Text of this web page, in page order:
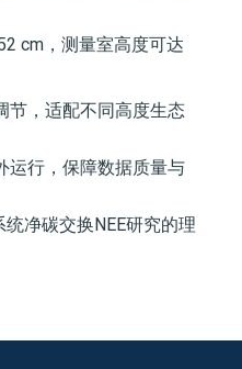
cm，测量室高度可达
节，适配不同高度生态
运行，保障数据质量与
净碳交换NEE研究的理